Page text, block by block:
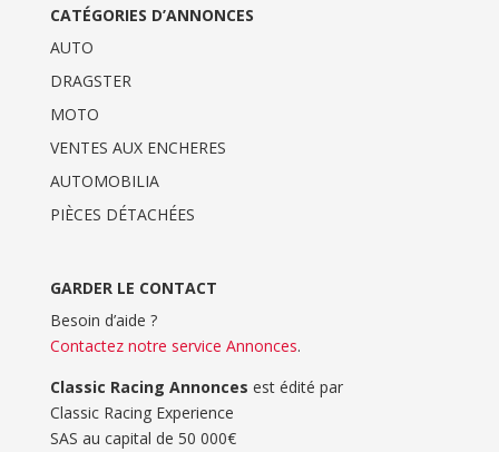
CATÉGORIES D’ANNONCES
AUTO
DRAGSTER
MOTO
VENTES AUX ENCHERES
AUTOMOBILIA
PIÈCES DÉTACHÉES
GARDER LE CONTACT
Besoin d’aide ?
Contactez notre service Annonces.
Classic Racing Annonces est édité par
Classic Racing Experience
SAS au capital de 50 000€